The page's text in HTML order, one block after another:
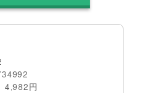
4,982円